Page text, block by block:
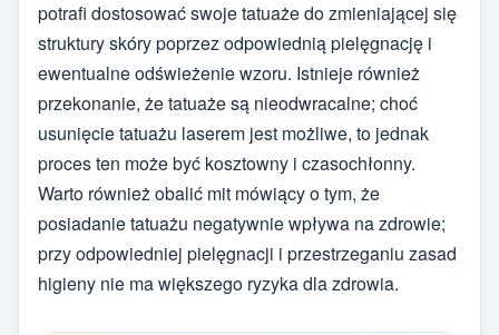
potrafi dostosować swoje tatuaże do zmieniającej się
struktury skóry poprzez odpowiednią pielęgnację i
ewentualne odświeżenie wzoru. Istnieje również
przekonanie, że tatuaże są nieodwracalne; choć
usunięcie tatuażu laserem jest możliwe, to jednak
proces ten może być kosztowny i czasochłonny.
Warto również obalić mit mówiący o tym, że
posiadanie tatuażu negatywnie wpływa na zdrowie;
przy odpowiedniej pielęgnacji i przestrzeganiu zasad
higieny nie ma większego ryzyka dla zdrowia.